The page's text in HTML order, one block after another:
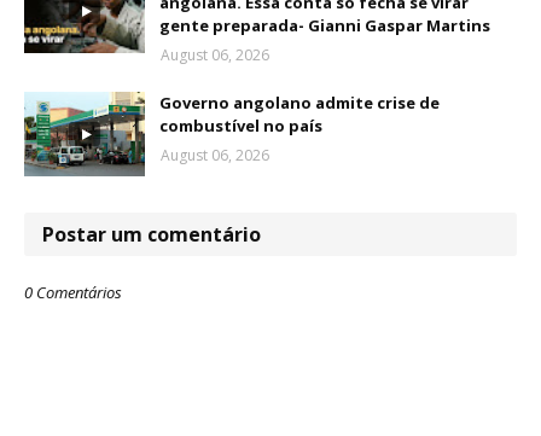
gente preparada- Gianni Gaspar Martins
August 06, 2026
Governo angolano admite crise de
combustível no país
August 06, 2026
Postar um comentário
0 Comentários